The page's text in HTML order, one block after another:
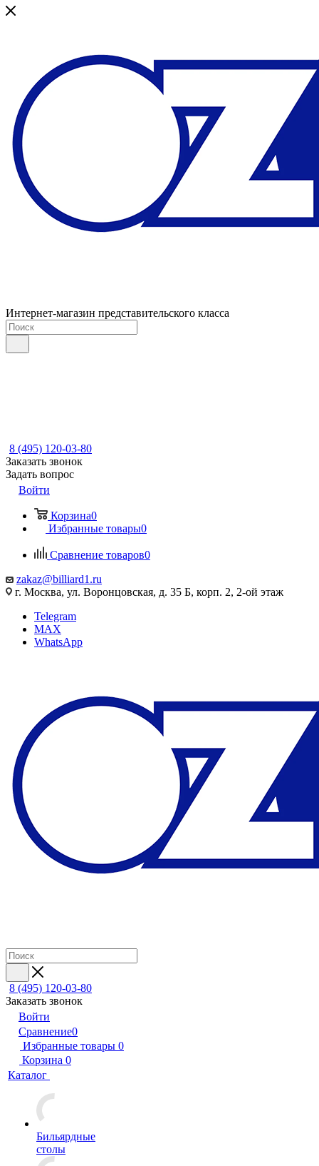
Интернет-магазин представительского класса
8 (495) 120-03-80
Заказать звонок
Задать вопрос
Войти
Корзина0
Избранные товары0
Сравнение товаров0
zakaz@billiard1.ru
г. Москва, ул. Воронцовская, д. 35 Б, корп. 2, 2-ой этаж
Telegram
MAX
WhatsApp
8 (495) 120-03-80
Заказать звонок
Войти
Сравнение0
Избранные товары 0
Корзина 0
Каталог
Бильярдные
столы